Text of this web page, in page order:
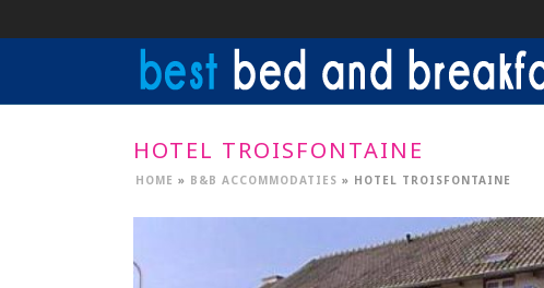
HOTEL TROISFONTAINE
HOME » B&B ACCOMMODATIES » HOTEL TROISFONTAINE